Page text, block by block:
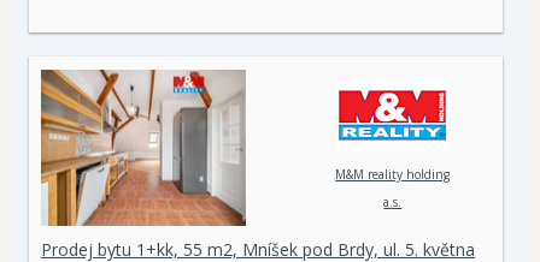
M&M reality holding
a.s.
Prodej bytu 1+kk, 55 m2, Mníšek pod Brdy, ul. 5. května